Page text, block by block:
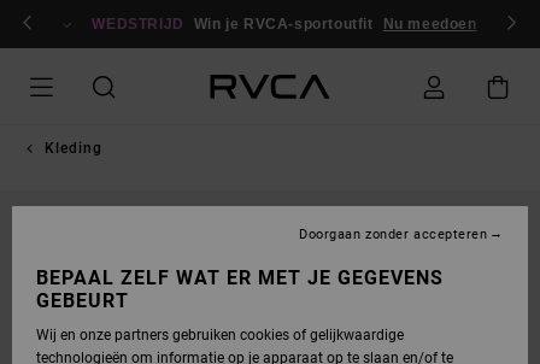
NAAR/ registrerenWEDSTRIJD Win je RVCA-sportoutfit Nu meedoen
Kleding
BEPAAL ZELF WAT ER MET JE GEGEVENS
GEBEURT
Wij en onze partners gebruiken cookies of gelijkwaardige
technologieën om informatie op je apparaat op te slaan en/of te
Doorgaan zonder accepteren